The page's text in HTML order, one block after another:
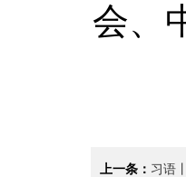
会、
上一条： 习语